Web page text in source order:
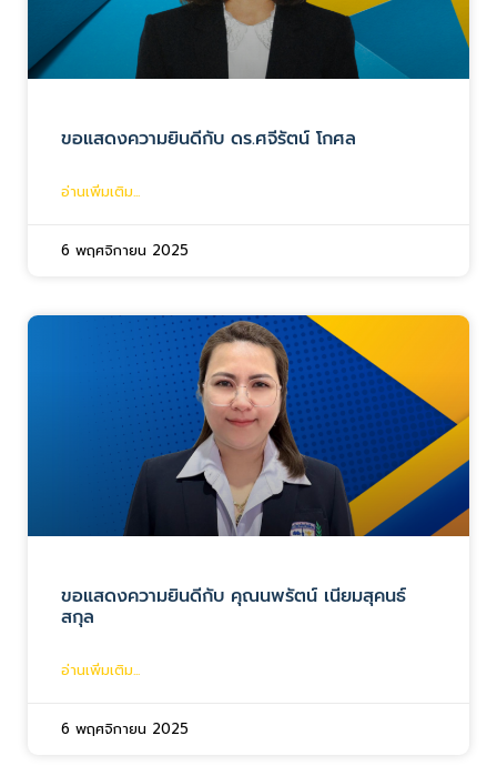
ขอแสดงความยินดีกับ ดร.ศจีรัตน์ โกศล
อ่านเพิ่มเติม...
6 พฤศจิกายน 2025
ขอแสดงความยินดีกับ คุณนพรัตน์ เนียมสุคนธ์
สกุล
อ่านเพิ่มเติม...
6 พฤศจิกายน 2025